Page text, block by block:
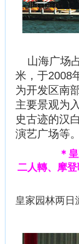
山海广场
米，于2008
为开发区南
主要景观为
史古迹的汉
演艺广场等。
＊
二人轉、摩
皇家园林两日